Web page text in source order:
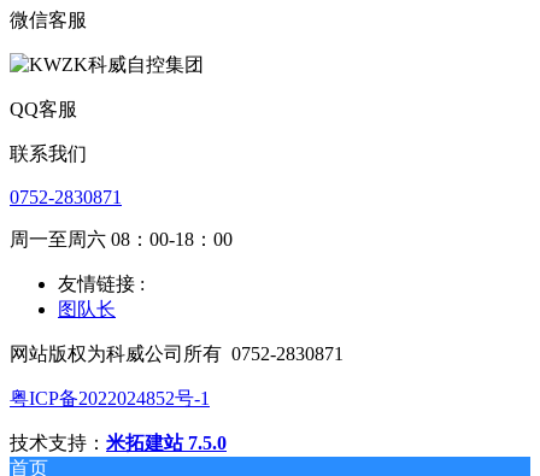
微信客服
QQ客服
联系我们
0752-2830871
周一至周六 08：00-18：00
友情链接 :
图队长
网站版权为科威公司所有 0752-2830871
粤ICP备2022024852号-1
技术支持： 米拓建站 7.5.0
首页